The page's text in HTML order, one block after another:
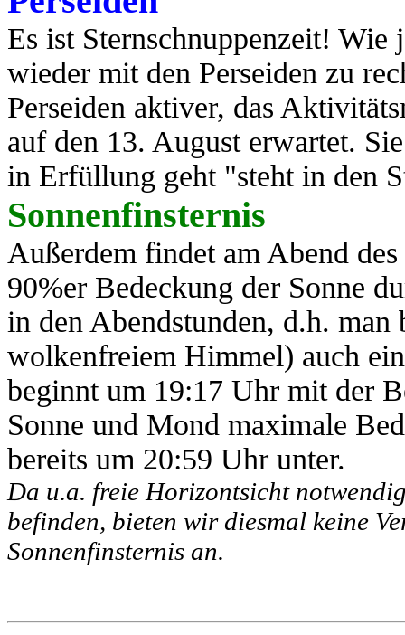
Es ist Sternschnuppenzeit! Wie
wieder mit den Perseiden zu
Perseiden aktiver, das
auf den 13. August erwartet.
in Erfüllung geht "steht in den
Sonnenfinsternis
Außerdem findet am Abend
90%er Bedeckung der Sonne
in den Abendstunden, d.h. man
wolkenfreiem Himmel) auch
beginnt um 19:17 Uhr mit der
Sonne und Mond maximale
bereits um 20:59 Uhr unter.
Da u.a. freie Horizontsicht
befinden, bieten wir diesmal keine
Sonnenfinsternis an.